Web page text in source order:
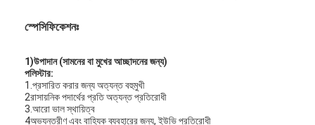
স্পেসিফিকেশনঃ
1)উপাদান (সামনের বা মুখের আচ্ছাদনের জন্য)
পলিস্টার:
1.প্রসারিত করার জন্য অত্যন্ত বহুমুখী
2রাসায়নিক পদার্থের প্রতি অত্যন্ত প্রতিরোধী
3.আরো ভাল স্থায়িত্ব
4অভ্যন্তরীণ এবং বাহ্যিক ব্যবহারের জন্য, ইউভি প্রতিরোধী